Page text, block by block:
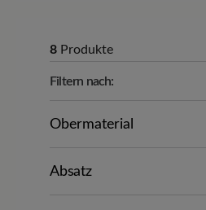
8 Produkte
Filtern nach:
Obermaterial
Absatz